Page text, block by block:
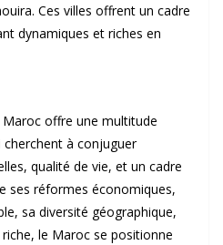
Ces villes offrent un cadre
dynamiques et riches en
Maroc offre une multitude
cherchent à conjuguer
qualité de vie, et un cadre
ses réformes économiques,
sa diversité géographique,
le Maroc se positionne